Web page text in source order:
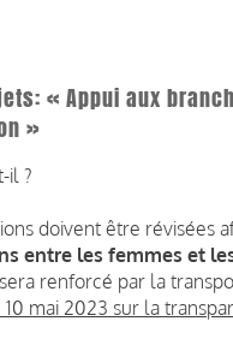
« Appui aux
»
il ?
doivent être révisées
entre les femmes et
renforcé par la
mai 2023 sur la